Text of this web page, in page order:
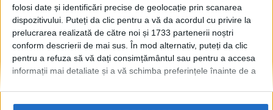
folosi date și identificări precise de geolocație prin scanarea
dispozitivului. Puteți da clic pentru a vă da acordul cu privire la
prelucrarea realizată de către noi și 1733 partenerii noștri
conform descrierii de mai sus. În mod alternativ, puteți da clic
pentru a refuza să vă dați consimțământul sau pentru a accesa
informații mai detaliate și a vă schimba preferințele înainte de a
© 2020Radio TOP Suceava 104 FM